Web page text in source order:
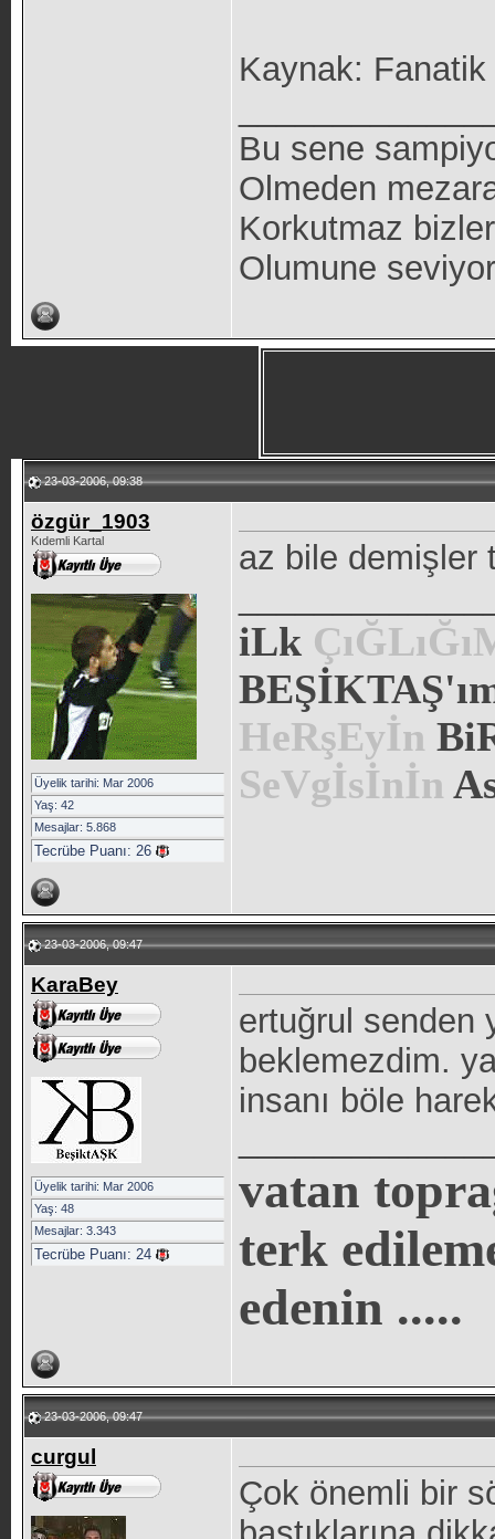
Kaynak: Fanatik
Bu sene
Olmeden
Korkutmaz
Olumune
23-03-2006, 09:38
özgür_1903
Kıdemli Kartal
Üyelik tarihi: Mar 2006
Yaş: 42
Mesajlar: 5.868
Tecrübe Puanı: 26
az bile demişler
iLk
HeRşEyİn
SeVgİsİnİn
23-03-2006, 09:47
KaraBey
Üyelik tarihi: Mar 2006
Yaş: 48
Mesajlar: 3.343
Tecrübe Puanı: 24
ertuğrul senden
beklemezdim.
insanı böle
vatan
terk
edenin .....
23-03-2006, 09:47
curgul
Çok önemli bir